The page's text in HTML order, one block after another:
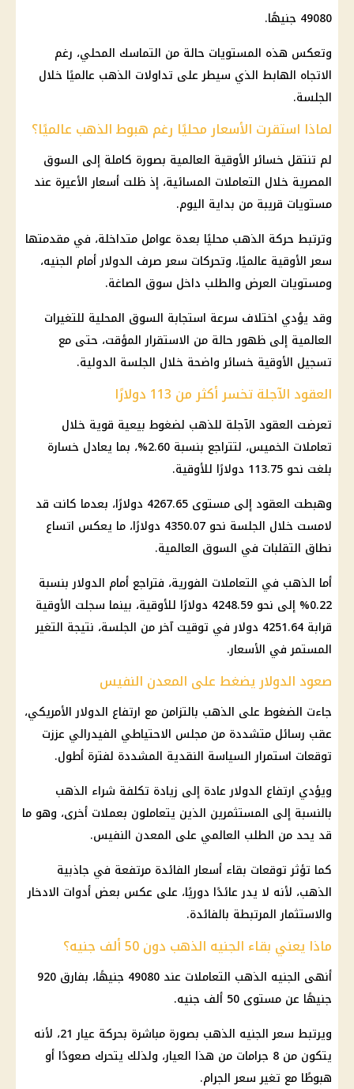
49080 جنيهًا.
وتعكس هذه المستويات حالة من التماسك المحلي، رغم
الاتجاه الهابط الذي سيطر على تداولات الذهب عالميًا خلال
الجلسة.
لماذا استقرت الأسعار محليًا رغم هبوط الذهب عالميًا؟
لم تنتقل خسائر الأوقية العالمية بصورة كاملة إلى السوق
المصرية خلال التعاملات المسائية، إذ ظلت أسعار الأعيرة عند
مستويات قريبة من بداية اليوم.
وترتبط حركة الذهب محليًا بعدة عوامل متداخلة، في مقدمتها
سعر الأوقية عالميًا، وتحركات سعر صرف الدولار أمام الجنيه،
ومستويات العرض والطلب داخل سوق الصاغة.
وقد يؤدي اختلاف سرعة استجابة السوق المحلية للتغيرات
العالمية إلى ظهور حالة من الاستقرار المؤقت، حتى مع
تسجيل الأوقية خسائر واضحة خلال الجلسة الدولية.
العقود الآجلة تخسر أكثر من 113 دولارًا
تعرضت العقود الآجلة للذهب لضغوط بيعية قوية خلال
تعاملات الخميس، لتتراجع بنسبة 2.60%، بما يعادل خسارة
بلغت نحو 113.75 دولارًا للأوقية.
وهبطت العقود إلى مستوى 4267.65 دولارًا، بعدما كانت قد
لامست خلال الجلسة نحو 4350.07 دولارًا، ما يعكس اتساع
نطاق التقلبات في السوق العالمية.
أما الذهب في التعاملات الفورية، فتراجع أمام الدولاربنسبة
0.22% إلى نحو 4248.59 دولارًا للأوقية، بينما سجلت الأوقية
قرابة 4251.64
دولارفي توقيت آخر من الجلسة، نتيجة التغير
المستمر في الأسعار.
صعود الدولار يضغط على المعدن النفيس
جاءت الضغوط على الذهب بالتزامن مع ارتفاع الدولارالأمريكي،
عقب رسائل متشددة من مجلس الاحتياطي الفيدرالي عززت
توقعات استمرار السياسة النقدية المشددة لفترة أطول.
ويؤدي ارتفاع الدولارعادة إلى زيادة تكلفة شراء الذهب
بالنسبة إلى المستثمرين الذين يتعاملون بعملات أخرى، وهو ما
قد يحد من الطلب العالمي على المعدن النفيس.
كما تؤثر توقعات بقاء أسعار الفائدة مرتفعة في جاذبية
الذهب، لأنه لا يدر عائدًا دوريًا، على عكس بعض أدوات الادخار
والاستثمار المرتبطة بالفائدة.
ماذا يعني بقاء الجنيه الذهب دون 50 ألف جنيه؟
أنهى الجنيه الذهب
التعاملات عند 49080 جنيهًا، بفارق 920
جنيهًا عن مستوى 50 ألف جنيه.
ويرتبط سعر الجنيه الذهب
بصورة مباشرة بحركة عيار 21، لأنه
يتكون من 8 جرامات من هذا العيار، ولذلك يتحرك صعودًا أو
هبوطًا مع تغير سعر الجرام.